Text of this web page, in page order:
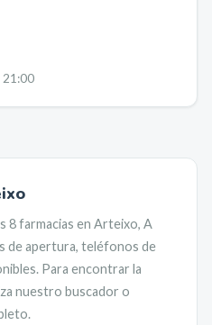
21:00
8farmacias en Arteixo, A
de apertura, teléfonos de
Para encontrar la
nuestro buscador o